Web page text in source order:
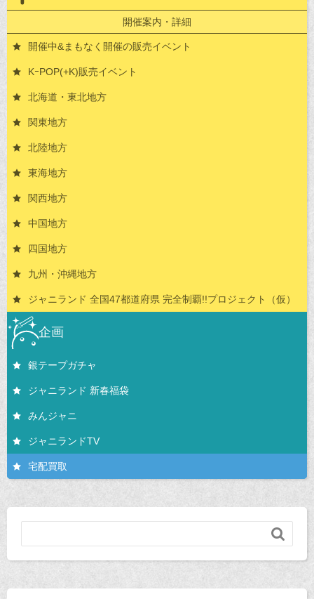
開催案内・詳細
開催中&まもなく開催の販売イベント
KｰPOP(+K)販売イベント
北海道・東北地方
関東地方
北陸地方
東海地方
関西地方
中国地方
四国地方
九州・沖縄地方
ジャニランド 全国47都道府県 完全制覇!!プロジェクト（仮）
企画
銀テープガチャ
ジャニランド 新春福袋
みんジャニ
ジャニランドTV
宅配買取
